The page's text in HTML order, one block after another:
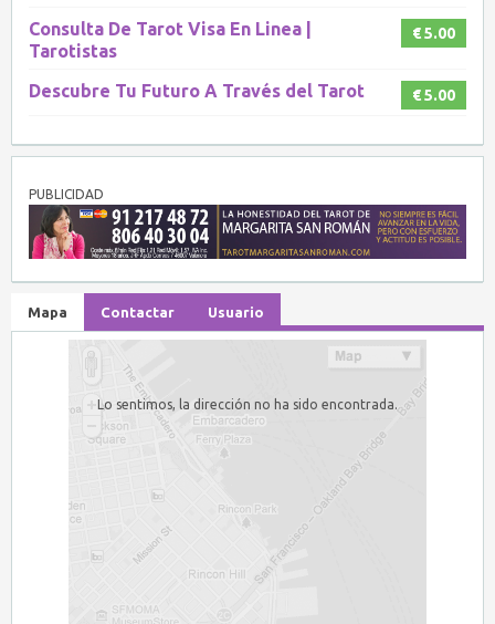
€ 5.00
Consulta De Tarot Visa En Linea |
Tarotistas
€ 5.00
Descubre Tu Futuro A Través del Tarot
PUBLICIDAD
Mapa Contactar Usuario
Lo sentimos, la dirección no ha sido encontrada.